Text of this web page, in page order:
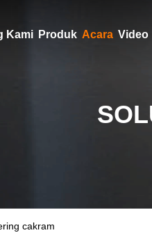
Kami Produk Acara Video
cakram